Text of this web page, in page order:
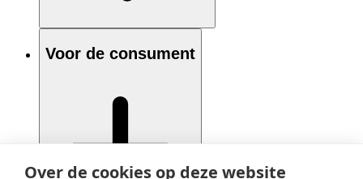
Over de cookies op deze website
Voor de consument